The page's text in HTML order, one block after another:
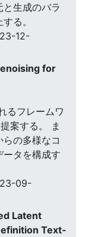
生成のバラ
る。
12-
for
るフレームワ
案する。 ま
の多様なコ
ータを構成す
09-
Latent
Text-